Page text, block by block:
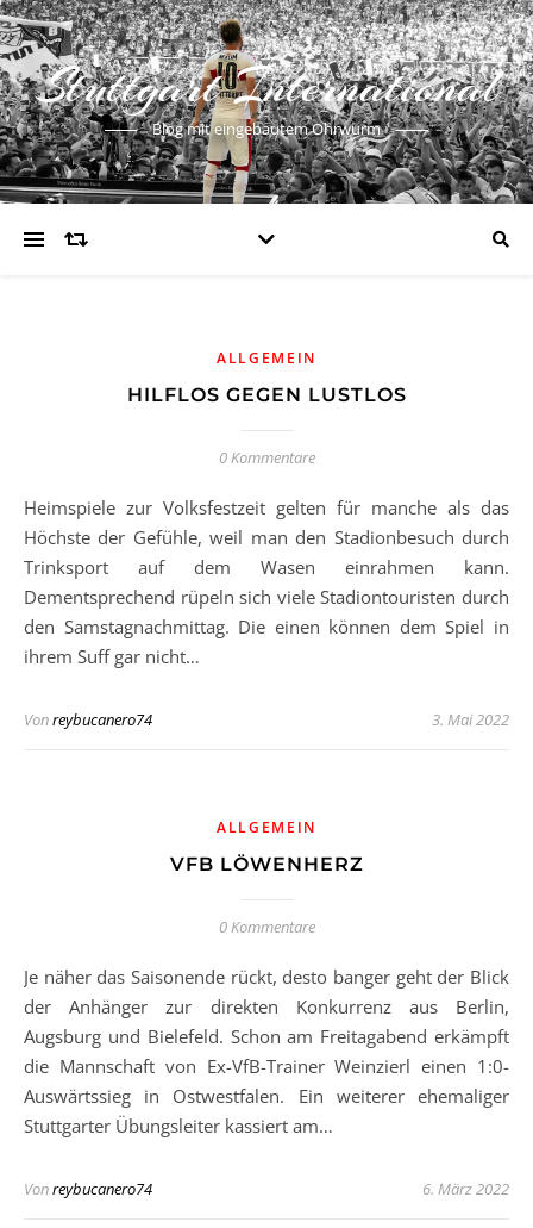
Stuttgart International
Blog mit eingebautem Ohrwurm
ALLGEMEIN
HILFLOS GEGEN LUSTLOS
0 Kommentare
Heimspiele zur Volksfestzeit gelten für manche als das
Höchste der Gefühle, weil man den Stadionbesuch durch
Trinksport auf dem Wasen einrahmen kann.
Dementsprechend rüpeln sich viele Stadiontouristen durch
den Samstagnachmittag. Die einen können dem Spiel in
ihrem Suff gar nicht…
Vonreybucanero74 3. Mai 2022
ALLGEMEIN
VFB LÖWENHERZ
0 Kommentare
Je näher das Saisonende rückt, desto banger geht der Blick
der Anhänger zur direkten Konkurrenz aus Berlin,
Augsburg und Bielefeld. Schon am Freitagabend erkämpft
die Mannschaft von Ex-VfB-Trainer Weinzierl einen 1:0-
Auswärtssieg in Ostwestfalen. Ein weiterer ehemaliger
Stuttgarter Übungsleiter kassiert am…
Vonreybucanero74 6. März 2022